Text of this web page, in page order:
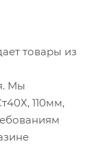
товары из
Мы
110мм,